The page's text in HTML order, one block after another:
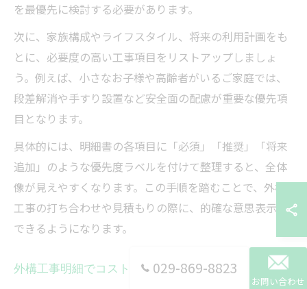
を最優先に検討する必要があります。
次に、家族構成やライフスタイル、将来の利用計画をも
とに、必要度の高い工事項目をリストアップしましょ
う。例えば、小さなお子様や高齢者がいるご家庭では、
段差解消や手すり設置など安全面の配慮が重要な優先項
目となります。
具体的には、明細書の各項目に「必須」「推奨」「将来
追加」のような優先度ラベルを付けて整理すると、全体
像が見えやすくなります。この手順を踏むことで、外構
工事の打ち合わせや見積もりの際に、的確な意思表示が
できるようになります。
外構工事明細でコスト調整する具体策
029-869-8823
お問い合わせ